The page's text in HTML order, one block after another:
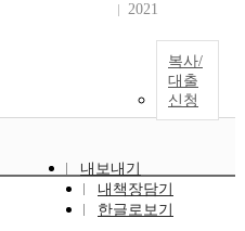
2021
복사/
대출
신청
내보내기
내책장담기
한글로보기